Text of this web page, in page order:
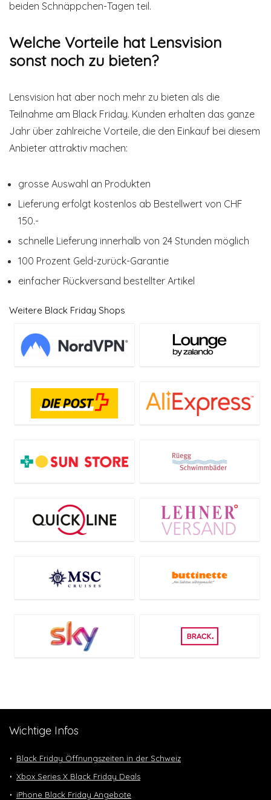
beiden Schnäppchen-Tagen teil.
Welche Vorteile hat Lensvision
sonst noch zu bieten?
Lensvision hat aber noch mehr zu bieten als die
Teilnahme am Black Friday. Kunden erhalten das ganze
Jahr über zahlreiche Vorteile, die den Einkauf bei diesem
Anbieter attraktiv machen:
grosse Auswahl an Produkten
Lieferung erfolgt kostenlos ab Bestellwert von CHF
150.-
schnelle Lieferung innerhalb von 24 Stunden möglich
100 Prozent Geld-zurück-Garantie
einfacher Rückversand bestellter Artikel
Weitere Black Friday Shops
Wichtige Infos
Black Friday Öffnungszeiten in der Schweiz
Xbox Series X Black Friday Deals
iPhone Black Friday Angebote